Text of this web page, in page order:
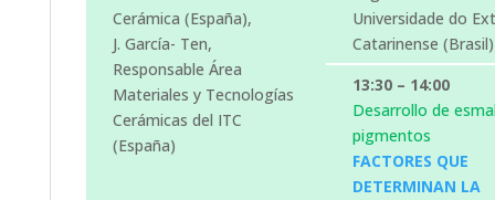
Cerámica (España),
J. García- Ten,
Responsable Área
Materiales y Tecnologías
Cerámicas del ITC
(España)
Universidade do
Catarinense (Brasil)
13:30 – 14:00
Desarrollo de
pigmentos
FACTORES QUE
DETERMINAN LA